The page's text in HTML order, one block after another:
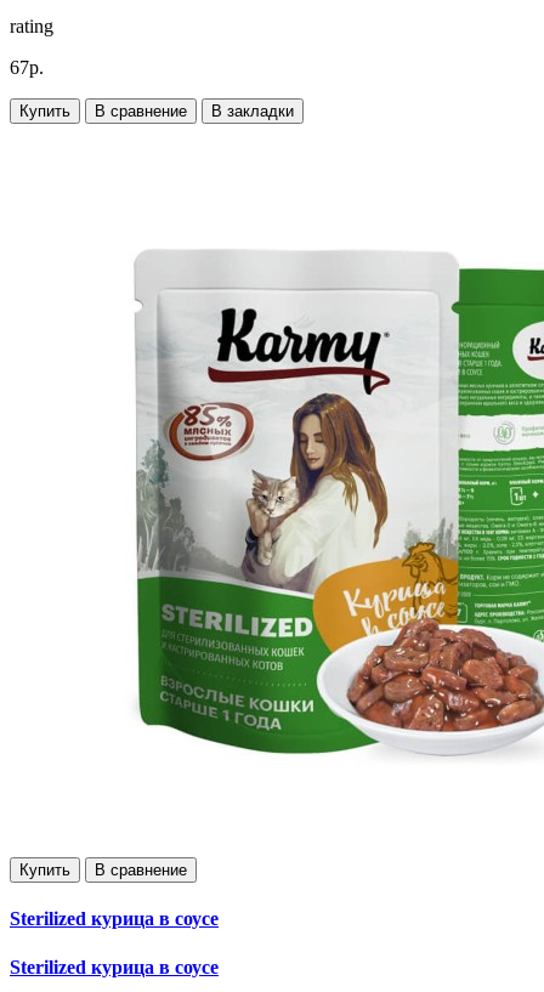
rating
67р.
Купить В сравнение В закладки
Купить В сравнение
Sterilized курица в соусе
Sterilized курица в соусе